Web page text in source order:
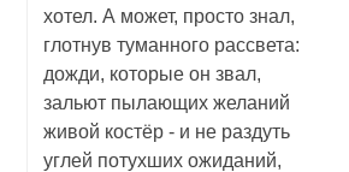
хотел. А может, просто знал,
глотнув туманного рассвета:
дожди, которые он звал,
зальют пылающих желаний
живой костёр - и не раздуть
углей потухших ожиданий,